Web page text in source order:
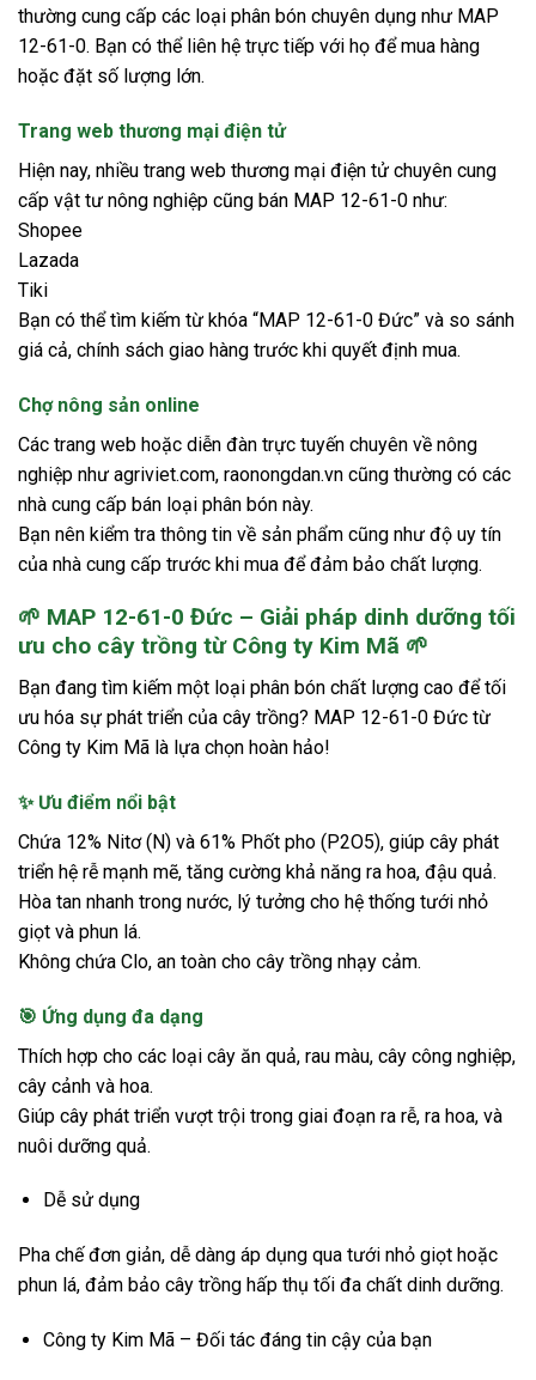
thường cung cấp các loại phân bón chuyên dụng như MAP
12-61-0. Bạn có thể liên hệ trực tiếp với họ để mua hàng
hoặc đặt số lượng lớn.
Trang web thương mại điện tử
Hiện nay, nhiều trang web thương mại điện tử chuyên cung
cấp vật tư nông nghiệp cũng bán MAP 12-61-0 như:
Shopee
Lazada
Tiki
Bạn có thể tìm kiếm từ khóa “MAP 12-61-0 Đức” và so sánh
giá cả, chính sách giao hàng trước khi quyết định mua.
Chợ nông sản online
Các trang web hoặc diễn đàn trực tuyến chuyên về nông
nghiệp như agriviet.com, raonongdan.vn cũng thường có các
nhà cung cấp bán loại phân bón này.
Bạn nên kiểm tra thông tin về sản phẩm cũng như độ uy tín
của nhà cung cấp trước khi mua để đảm bảo chất lượng.
🌱 MAP 12-61-0 Đức – Giải pháp dinh dưỡng tối
ưu cho cây trồng từ Công ty Kim Mã 🌱
Bạn đang tìm kiếm một loại phân bón chất lượng cao để tối
ưu hóa sự phát triển của cây trồng? MAP 12-61-0 Đức từ
Công ty Kim Mã là lựa chọn hoàn hảo!
✨ Ưu điểm nổi bật
Chứa 12% Nitơ (N) và 61% Phốt pho (P2O5), giúp cây phát
triển hệ rễ mạnh mẽ, tăng cường khả năng ra hoa, đậu quả.
Hòa tan nhanh trong nước, lý tưởng cho hệ thống tưới nhỏ
giọt và phun lá.
Không chứa Clo, an toàn cho cây trồng nhạy cảm.
🎯 Ứng dụng đa dạng
Thích hợp cho các loại cây ăn quả, rau màu, cây công nghiệp,
cây cảnh và hoa.
Giúp cây phát triển vượt trội trong giai đoạn ra rễ, ra hoa, và
nuôi dưỡng quả.
Dễ sử dụng
Pha chế đơn giản, dễ dàng áp dụng qua tưới nhỏ giọt hoặc
phun lá, đảm bảo cây trồng hấp thụ tối đa chất dinh dưỡng.
Công ty Kim Mã – Đối tác đáng tin cậy của bạn